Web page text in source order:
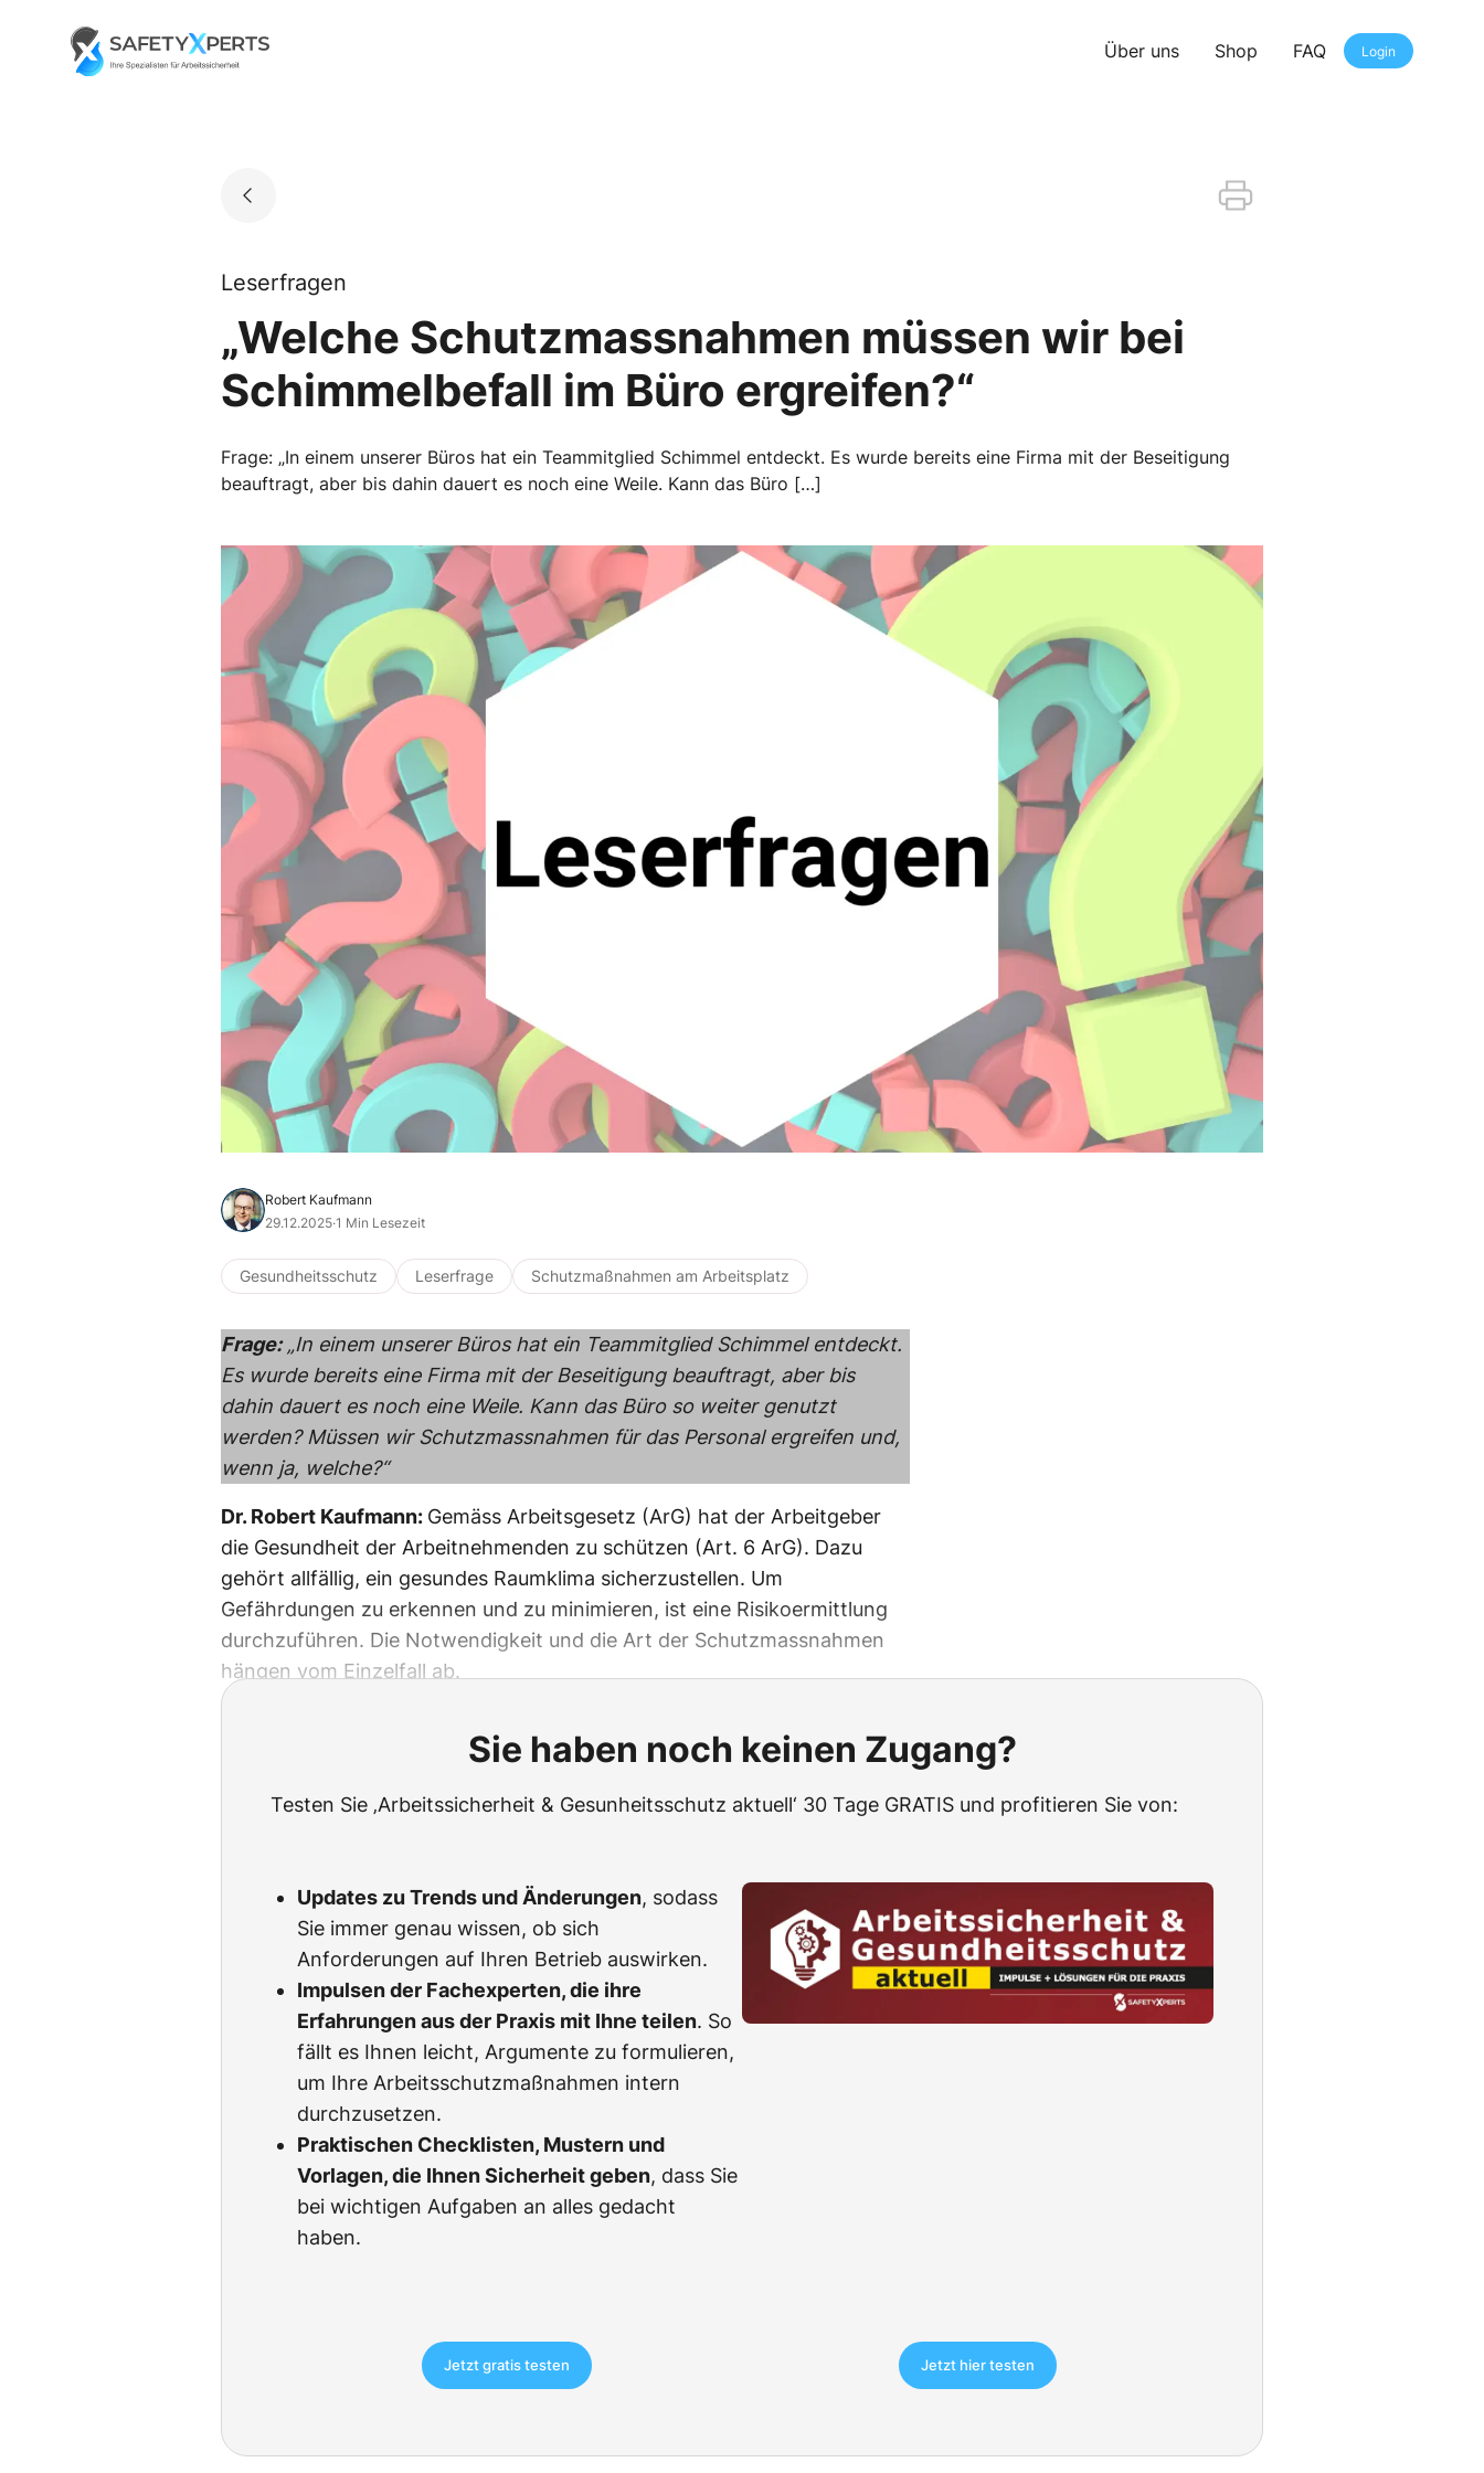
Go to landing page.
Über uns Shop FAQ Login
Leserfragen
„Welche Schutzmassnahmen müssen wir bei
Schimmelbefall im Büro ergreifen?“
Frage: „In einem unserer Büros hat ein Teammitglied Schimmel entdeckt. Es wurde bereits eine Firma mit der Beseitigung
beauftragt, aber bis dahin dauert es noch eine Weile. Kann das Büro […]
Robert Kaufmann
29.12.2025·1 Min Lesezeit
Gesundheitsschutz Leserfrage Schutzmaßnahmen am Arbeitsplatz
Frage:„In einem unserer Büros hat ein Teammitglied Schimmel entdeckt.
Es wurde bereits eine Firma mit der Beseitigung beauftragt, aber bis
dahin dauert es noch eine Weile. Kann das Büro so weiter genutzt
werden? Müssen wir Schutzmassnahmen für das Personal ergreifen und,
wenn ja, welche?“
Dr. Robert Kaufmann: Gemäss Arbeitsgesetz (ArG) hat der Arbeitgeber
die Gesundheit der Arbeitnehmenden zu schützen (Art. 6 ArG). Dazu
gehört allfällig, ein gesundes Raumklima sicherzustellen. Um
Gefährdungen zu erkennen und zu minimieren, ist eine Risikoermittlung
durchzuführen. Die Notwendigkeit und die Art der Schutzmassnahmen
hängen vom Einzelfall ab.
Sie haben noch keinen Zugang?
Testen Sie ‚Arbeitssicherheit & Gesunheitsschutz aktuell‘ 30 Tage GRATIS und profitieren Sie von:
Updates zu Trends und Änderungen, sodass
Sie immer genau wissen, ob sich
Anforderungen auf Ihren Betrieb auswirken.
Impulsen der Fachexperten, die ihre
Erfahrungen aus der Praxis mit Ihne teilen. So
fällt es Ihnen leicht, Argumente zu formulieren,
um Ihre Arbeitsschutzmaßnahmen intern
durchzusetzen.
Praktischen Checklisten, Mustern und
Vorlagen, die Ihnen Sicherheit geben, dass Sie
bei wichtigen Aufgaben an alles gedacht
haben.
Jetzt gratis testen Jetzt hier testen